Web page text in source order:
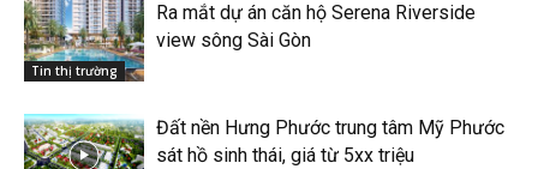
Tin thị trường
Ra mắt dự án căn hộ Serena Riverside
view sông Sài Gòn
Đất nền Hưng Phước trung tâm Mỹ Phước
sát hồ sinh thái, giá từ 5xx triệu